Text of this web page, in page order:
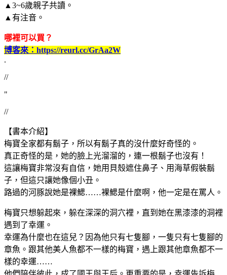
▲3~6歲親子共讀。
▲有注音。
哪裡可以買？
博客來：https://reurl.cc/GrAa2W
.
//
"
//
【書本介紹】
梅寶全家都有鬍子，所以有鬍子真的沒什麼好奇怪的。
真正奇怪的是，她的臉上光溜溜的，連一根鬍子也沒有！
這讓梅寶非常沒有自信，她用貝殼遮住鼻子、用海草假裝鬍
子，但這只讓她像個小丑。
路過的河豚說她是裸鰓……裸鰓是什麼啊，他一定是在罵人。
梅寶只想躲起來，躲在深深的洞穴裡，直到她在黑漆漆的洞裡
遇到了幸運。
幸運為什麼也在這兒？因為他只有七隻腳，一隻只有七隻腳的
章魚。跟其他美人魚都不一樣的梅寶，遇上跟其他章魚都不一
樣的幸運……